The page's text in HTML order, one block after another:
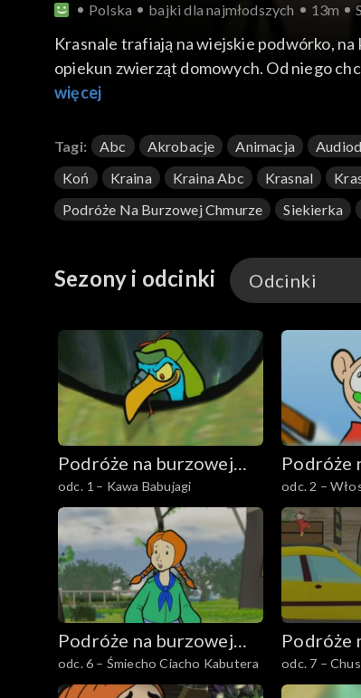
Polska bajki dla najmłodszych 13m
Krasnale trafiają na wiejskie podwórko,
opiekun zwierząt domowych. Od niego
więcej
Tagi: Abc Akrobacje Animacja
Koń
Kraina Kraina Abc Krasnal
Podróże Na Burzowej Chmurze
Siekierka
Sezony i odcinki Odcinki
Odcinki
Podróże na burzowej
chmurze
odc. 1 – Kawa Babujagi
Podróże
chmurze
odc. 2 –
Podróże na burzowej
chmurze
odc. 6 – Śmiecho Ciacho Kabutera
Podróże
chmurze
odc. 7 –